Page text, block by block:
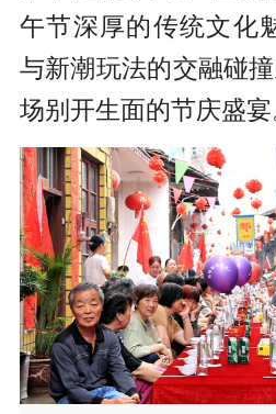
午节深厚的传统文化
与新潮玩法的交融碰
场别开生面的节庆盛宴